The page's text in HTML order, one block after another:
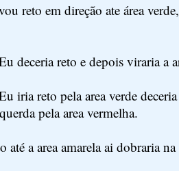
reto em direção ate área
deceria reto e depois viraria a
iria reto pela area verde
pela area vermelha.
até a area amarela ai dobraria